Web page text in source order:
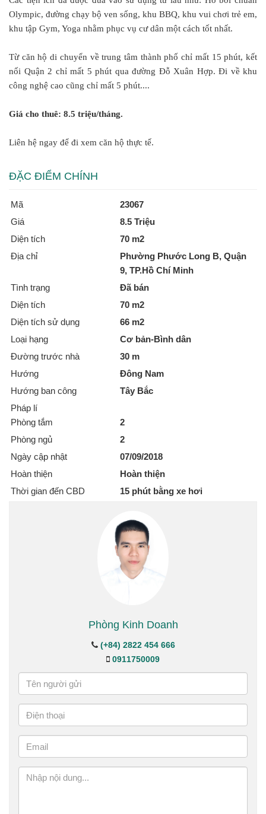
Olympic, đường chạy bộ ven sống, khu BBQ, khu vui chơi trẻ em,
khu tập Gym, Yoga nhằm phục vụ cư dân một cách tốt nhất.
Từ căn hộ di chuyển về trung tâm thành phố chỉ mất 15 phút, kết
nối Quận 2 chỉ mất 5 phút qua đường Đỗ Xuân Hợp. Đi về khu
công nghệ cao cũng chỉ mất 5 phút....
Giá cho thuê: 8.5 triệu/tháng.
Liên hệ ngay để đi xem căn hộ thực tế.
ĐẶC ĐIỂM CHÍNH
Mã
23067
Giá
8.5 Triệu
Diện tích
70 m2
Địa chỉ
Phường Phước Long B, Quận
9, TP.Hồ Chí Minh
Tình trạng
Đã bán
Diện tích
70 m2
Diện tích sử dụng
66 m2
Loại hạng
Cơ bản-Bình dân
Đường trước nhà
30 m
Hướng
Đông Nam
Hướng ban công
Tây Bắc
Pháp lí
Phòng tắm
2
Phòng ngủ
2
Ngày cập nhật
07/09/2018
Hoàn thiện
Hoàn thiện
Thời gian đến CBD
15 phút bằng xe hơi
Phòng Kinh Doanh
(+84) 2822 454 666
0911750009